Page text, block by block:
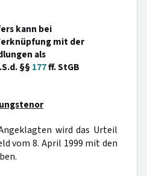
kann bei
mit der
als
§§177ff. StGB
wird das Urteil
vom 8. April 1999 mit den